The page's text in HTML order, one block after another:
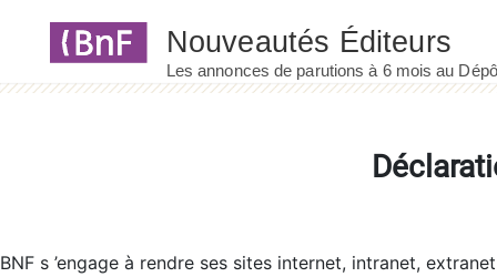
BNF s ’engage à rendre ses sites internet, intranet,